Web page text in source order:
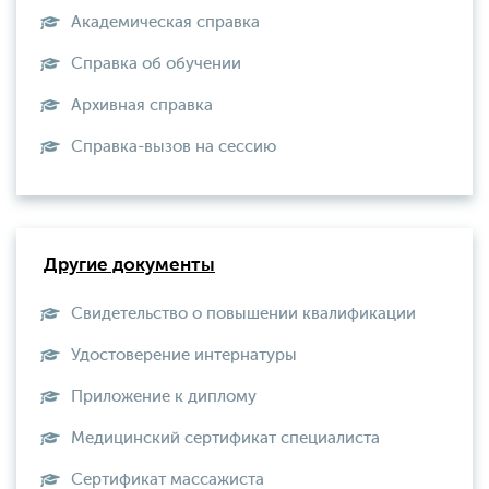
Академическая справка
Справка об обучении
Архивная справка
Справка-вызов на сессию
Другие документы
Свидетельство о повышении квалификации
Удостоверение интернатуры
Приложение к диплому
Медицинский сертификат специалиста
Сертификат массажиста